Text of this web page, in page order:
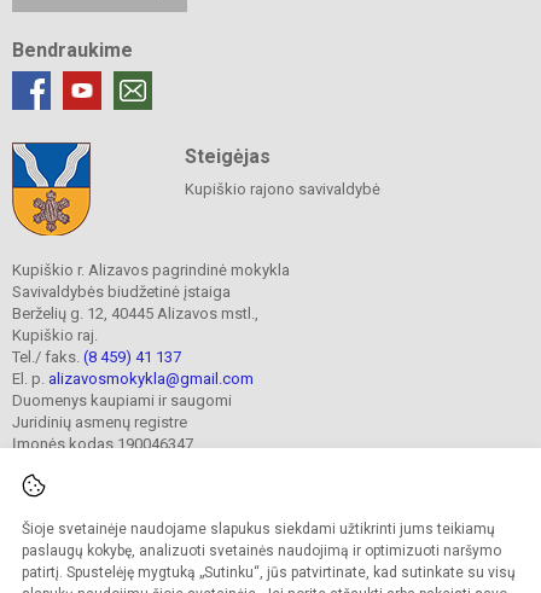
Šioje svetainėje naudojame slapukus siekdami užtikrinti jums teikiamų
paslaugų kokybę, analizuoti svetainės naudojimą ir optimizuoti naršymo
patirtį. Spustelėję mygtuką „Sutinku“, jūs patvirtinate, kad sutinkate su visų
Bendraukime
Steigėjas
Kupiškio rajono savivaldybė
Kupiškio r. Alizavos pagrindinė mokykla
Savivaldybės biudžetinė įstaiga
Berželių g. 12, 40445 Alizavos mstl.,
Kupiškio raj.
Tel./ faks. (8 459) 41 137
El. p. alizavosmokykla@gmail.com
Duomenys kaupiami ir saugomi
Juridinių asmenų registre
Įmonės kodas 190046347
© 2023. Kupiškio r. Alizavos pagrindinė mokykla. Visos teisės saugomos.
Kopijuoti turinį be raštiško įstaigos administracijos sutikimo griežtai draudžiama.
Prieinamumo paraiška Slapukų valdymas